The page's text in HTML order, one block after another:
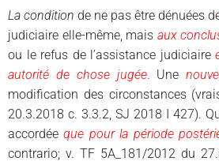
La condition de ne pas être dénuées
judiciaire elle-même, mais aux
ou le refus de l’assistance judiciaire
autorité de chose jugée. Une
modification des circonstances
20.3.2018 c. 3.3.2, SJ 2018 I 427).
accordéeque pour la période
contrario; v. TF 5A_181/2012 du